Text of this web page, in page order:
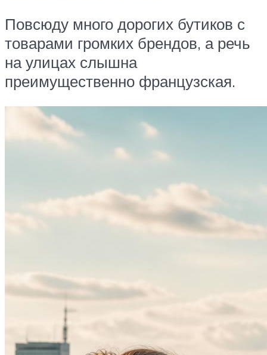
Повсюду много дорогих бутиков с
товарами громких брендов, а речь
на улицах слышна
преимущественно французская.